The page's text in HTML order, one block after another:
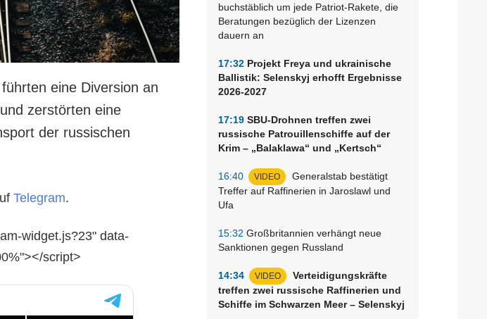
buchstäblich um jede Patriot-Rakete, die
Beratungen bezüglich der Lizenzen
dauern an
17:32 Projekt Freya und ukrainische
Ballistik: Selenskyj erhofft Ergebnisse
2026-2027
17:19 SBU-Drohnen treffen zwei
russische Patrouillenschiffe auf der
Krim – „Balaklawa“ und „Kertsch“
16:40 VIDEO
Generalstab bestätigt
Treffer auf Raffinerien in Jaroslawl und
Ufa
15:32 Großbritannien verhängt neue
Sanktionen gegen Russland
14:34 VIDEO
Verteidigungskräfte
treffen zwei russische Raffinerien und
Schiffe im Schwarzen Meer – Selenskyj
eine Diversion an
zerstörten eine
der russischen
Telegram.
widget.js?23" data-
script>